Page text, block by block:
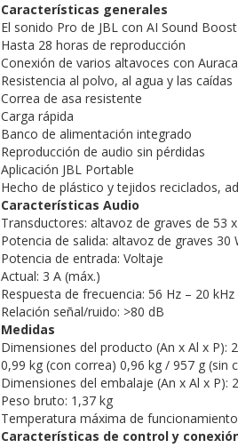
Características generales
El sonido Pro de JBL con AI Sound Boost
Hasta 28 horas de reproducción
Conexión de varios altavoces con
Resistencia al polvo, al agua y las caídas
Correa de asa resistente
Carga rápida
Banco de alimentación integrado
Reproducción de audio sin pérdidas
Aplicación JBL Portable
Hecho de plástico y tejidos reciclados,
Características Audio
Transductores: altavoz de graves de 53
Potencia de salida: altavoz de graves 30
Potencia de entrada: Voltaje
Actual: 3 A (máx.)
Respuesta de frecuencia: 56 Hz – 20 kHz
Relación señal/ruido: >80 dB
Medidas
Dimensiones del producto (An x Al x P):
0,99 kg (con correa) 0,96 kg / 957 g (sin
Dimensiones del embalaje (An x Al x P):
Peso bruto: 1,37 kg
Temperatura máxima de
Características de control y